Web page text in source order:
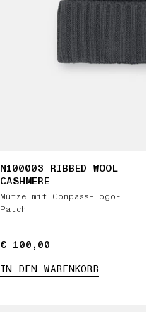
N100003 RIBBED WOOL
CASHMERE
Mütze mit Compass-Logo-
Patch
€ 100,00
€ 100,00
IN DEN WARENKORB